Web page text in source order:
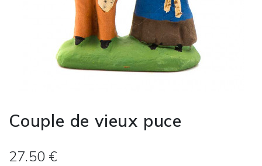
Couple de vieux puce
27.50 €